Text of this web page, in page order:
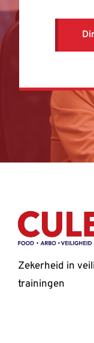
Zekerheid in
trainingen